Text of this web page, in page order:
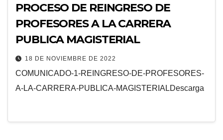
PROCESO DE REINGRESO DE
PROFESORES A LA CARRERA
PUBLICA MAGISTERIAL
18 DE NOVIEMBRE DE 2022
COMUNICADO-1-REINGRESO-DE-PROFESORES-
A-LA-CARRERA-PUBLICA-MAGISTERIALDescarga